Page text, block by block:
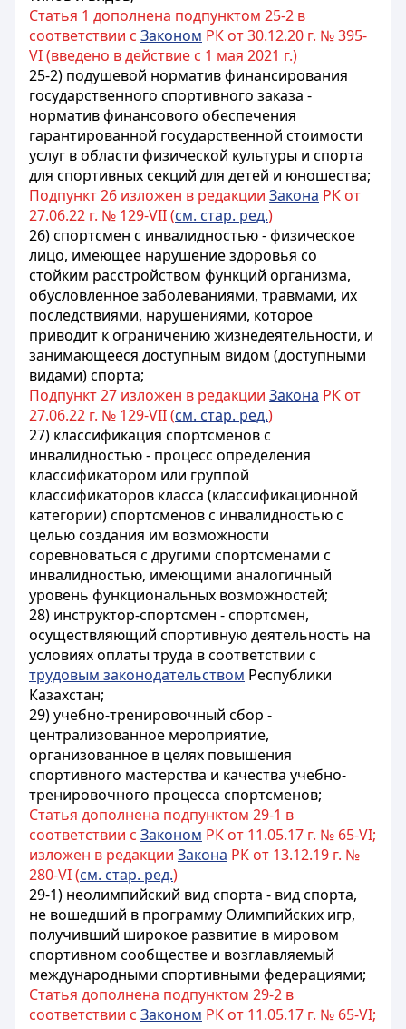
Статья 1 дополнена подпунктом 25-2 в
соответствии с Законом РК от 30.12.20 г. № 395-
VI (введено в действие с 1 мая 2021 г.)
25-2) подушевой норматив финансирования
государственного спортивного заказа -
норматив финансового обеспечения
гарантированной государственной стоимости
услуг в области физической культуры и спорта
для спортивных секций для детей и юношества;
Подпункт 26 изложен в редакции Закона РК от
27.06.22 г. № 129-VII (см. стар. ред.)
26) спортсмен с инвалидностью - физическое
лицо, имеющее нарушение здоровья со
стойким расстройством функций организма,
обусловленное заболеваниями, травмами, их
последствиями, нарушениями, которое
приводит к ограничению жизнедеятельности, и
занимающееся доступным видом (доступными
видами) спорта;
Подпункт 27 изложен в редакции Закона РК от
27.06.22 г. № 129-VII (см. стар. ред.)
27) классификация спортсменов с
инвалидностью - процесс определения
классификатором или группой
классификаторов класса (классификационной
категории) спортсменов с инвалидностью с
целью создания им возможности
соревноваться с другими спортсменами с
инвалидностью, имеющими аналогичный
уровень функциональных возможностей;
28) инструктор-спортсмен - спортсмен,
осуществляющий спортивную деятельность на
условиях оплаты труда в соответствии с
трудовым законодательством Республики
Казахстан;
29) учебно-тренировочный сбор -
централизованное мероприятие,
организованное в целях повышения
спортивного мастерства и качества учебно-
тренировочного процесса спортсменов;
Статья дополнена подпунктом 29-1 в
соответствии с Законом РК от 11.05.17 г. № 65-VI;
изложен в редакции Закона РК от 13.12.19 г. №
280-VI (см. стар. ред.)
29-1) неолимпийский вид спорта - вид спорта,
не вошедший в программу Олимпийских игр,
получивший широкое развитие в мировом
спортивном сообществе и возглавляемый
международными спортивными федерациями;
Статья дополнена подпунктом 29-2 в
соответствии с Законом РК от 11.05.17 г. № 65-VI;